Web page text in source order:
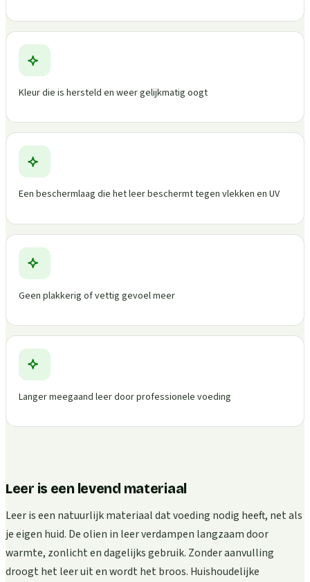
Kleur die is hersteld en weer gelijkmatig oogt
Een beschermlaag die het leer beschermt tegen vlekken en UV
Geen plakkerig of vettig gevoel meer
Langer meegaand leer door professionele voeding
Leer is een levend materiaal
Leer is een natuurlijk materiaal dat voeding nodig heeft, net als
je eigen huid. De olien in leer verdampen langzaam door
warmte, zonlicht en dagelijks gebruik. Zonder aanvulling
droogt het leer uit en wordt het broos. Huishoudelijke